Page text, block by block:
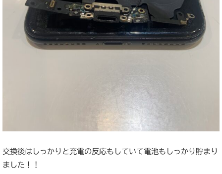
交換後はしっかりと充電の反応もしていて電池もしっかり貯まり
ました！！